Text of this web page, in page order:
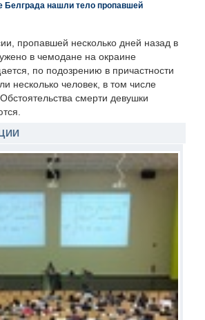
Белграда нашли тело пропавшей
пропавшей несколько дней назад в
в чемодане на окраине
по подозрению в причастности
несколько человек, в том числе
смерти девушки